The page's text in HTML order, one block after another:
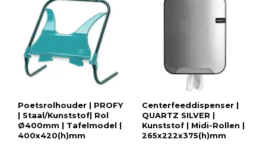
Poetsrolhouder | PROFY
| Staal/Kunststof| Rol
Ø400mm | Tafelmodel |
400x420(h)mm
Centerfeeddispenser |
QUARTZ SILVER |
Kunststof | Midi-Rollen |
265x222x375(h)mm